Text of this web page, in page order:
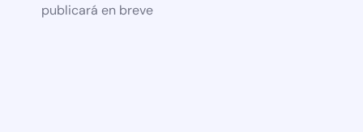
publicará en breve